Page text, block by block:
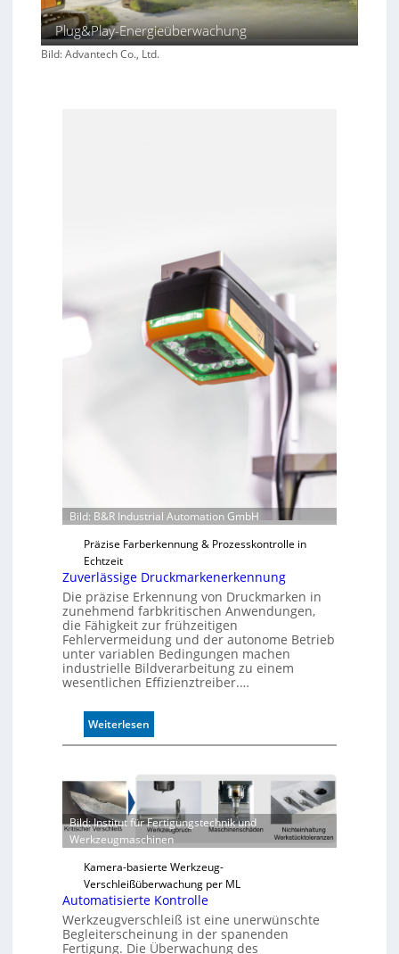
Plug&Play-Energieüberwachung
Bild: Advantech Co., Ltd.
Bild: B&R Industrial Automation GmbH
Präzise Farberkennung & Prozesskontrolle in
Echtzeit
Zuverlässige Druckmarkenerkennung
Die präzise Erkennung von Druckmarken in
zunehmend farbkritischen Anwendungen,
die Fähigkeit zur frühzeitigen
Fehlervermeidung und der autonome Betrieb
unter variablen Bedingungen machen
industrielle Bildverarbeitung zu einem
wesentlichen Effizienztreiber.…
Weiterlesen
Z
v
e
r
l
ä
s
i
g
e
D
Bild: Institut für Fertigungstechnik und
Werkzeugmaschinen
Kamera-basierte Werkzeug-
Verschleißüberwachung per ML
Automatisierte Kontrolle
Werkzeugverschleiß ist eine unerwünschte
Begleiterscheinung in der spanenden
Fertigung. Die Überwachung des